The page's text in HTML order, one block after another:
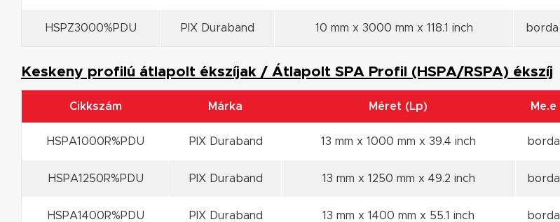
HSPZ3000%PDU PIX Duraband 10 mm x 3000 mm x 118.1 inch borda
Keskeny profilú átlapolt ékszíjak / Átlapolt SPA Profil (HSPA/RSPA) ékszíj
Cikkszám Márka Méret (Lp) Me.e
HSPA1000R%PDU PIX Duraband 13 mm x 1000 mm x 39.4 inch borda
HSPA1250R%PDU PIX Duraband 13 mm x 1250 mm x 49.2 inch borda
HSPA1400R%PDU PIX Duraband 13 mm x 1400 mm x 55.1 inch borda